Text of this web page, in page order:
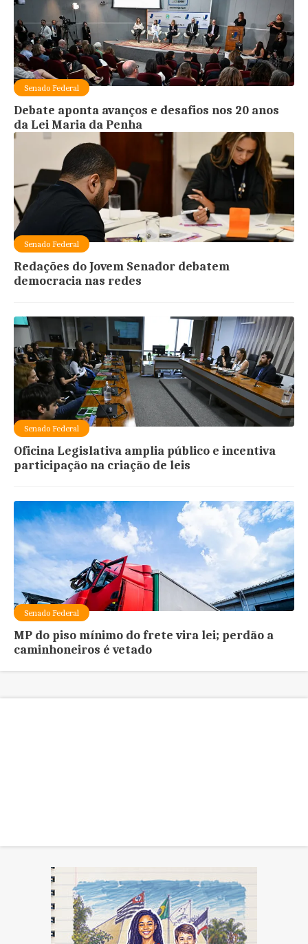
Senado Federal
Debate aponta avanços e desafios nos 20 anos
da Lei Maria da Penha
Senado Federal
Redações do Jovem Senador debatem
democracia nas redes
Senado Federal
Oficina Legislativa amplia público e incentiva
participação na criação de leis
Senado Federal
MP do piso mínimo do frete vira lei; perdão a
caminhoneiros é vetado